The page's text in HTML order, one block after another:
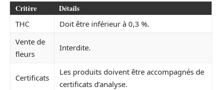
Critère Détails
THC
Doit être inférieur à 0,3 %.
Vente de
fleurs
Interdite.
Certificats
Les produits doivent être accompagnés de
certificats d’analyse.